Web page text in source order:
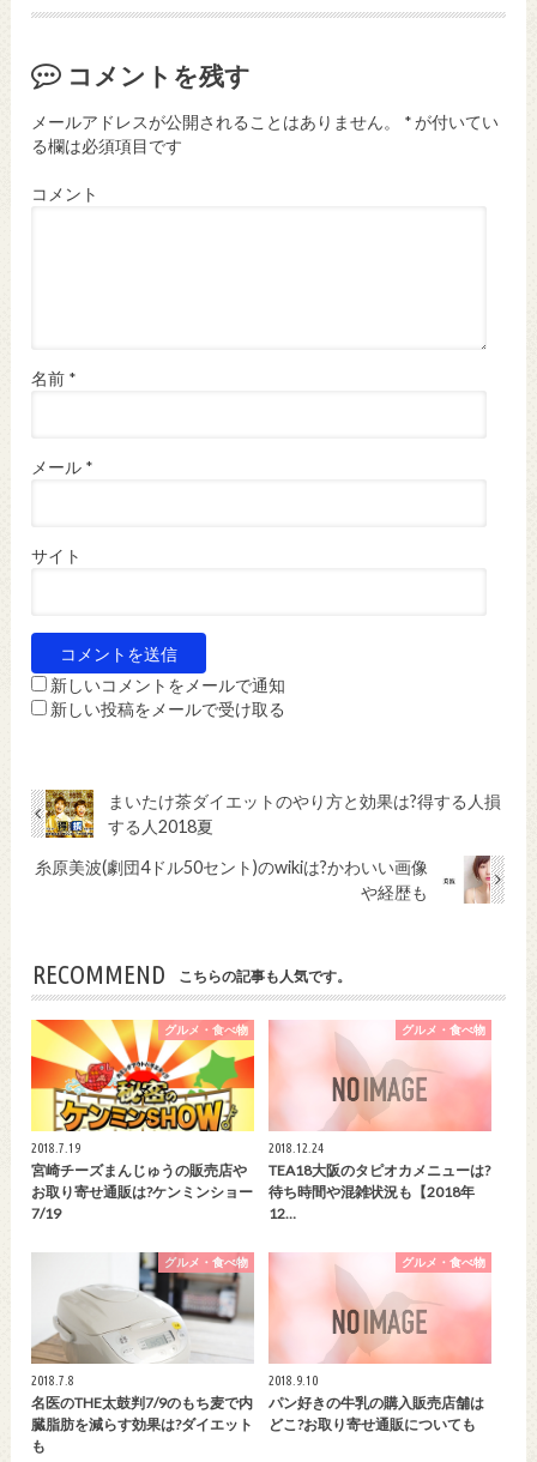
コメントを残す
メールアドレスが公開されることはありません。 *が付いてい
る欄は必須項目です
コメント
名前 *
メール *
サイト
新しいコメントをメールで通知
新しい投稿をメールで受け取る
まいたけ茶ダイエットのやり方と効果は?得する人損
する人2018夏
糸原美波(劇団4ドル50セント)のwikiは?かわいい画像
や経歴も
RECOMMEND こちらの記事も人気です。
グルメ・食べ物
2018.7.19
宮崎チーズまんじゅうの販売店や
お取り寄せ通販は?ケンミンショー
7/19
グルメ・食べ物
2018.12.24
TEA18大阪のタピオカメニューは?
待ち時間や混雑状況も【2018年
12…
グルメ・食べ物
2018.7.8
名医のTHE太鼓判7/9のもち麦で内
臓脂肪を減らす効果は?ダイエット
も
グルメ・食べ物
2018.9.10
パン好きの牛乳の購入販売店舗は
どこ?お取り寄せ通販についても